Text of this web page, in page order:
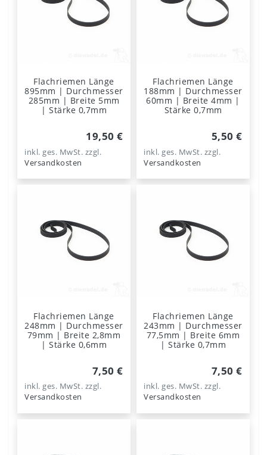
Flachriemen Länge
895mm | Durchmesser
285mm | Breite 5mm
| Stärke 0,7mm
19,50 €
inkl. ges. MwSt. zzgl.
Versandkosten
Flachriemen Länge
188mm | Durchmesser
60mm | Breite 4mm |
Stärke 0,7mm
5,50 €
inkl. ges. MwSt. zzgl.
Versandkosten
Flachriemen Länge
248mm | Durchmesser
79mm | Breite 2,8mm
| Stärke 0,6mm
7,50 €
inkl. ges. MwSt. zzgl.
Versandkosten
Flachriemen Länge
243mm | Durchmesser
77,5mm | Breite 6mm
| Stärke 0,7mm
7,50 €
inkl. ges. MwSt. zzgl.
Versandkosten